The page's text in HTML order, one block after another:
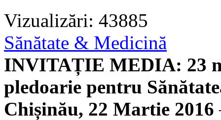
Vizualizări: 43885
Sănătate & Medicină
INVITAȚIE MEDIA: 23
pledoarie pentru
Chișinău, 22 Martie 2016